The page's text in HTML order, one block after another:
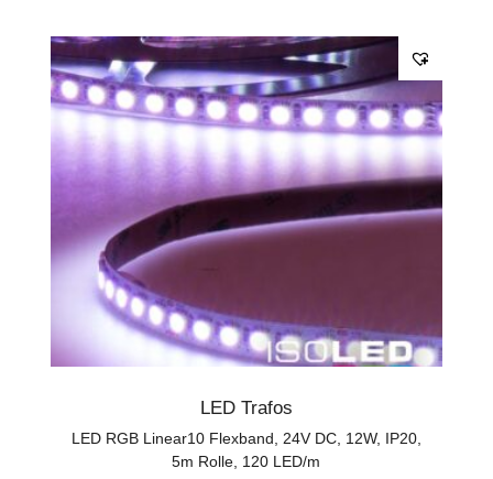
LED Trafos
LED RGB Linear10 Flexband, 24V DC, 12W, IP20,
5m Rolle, 120 LED/m